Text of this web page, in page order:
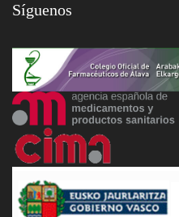
Síguenos